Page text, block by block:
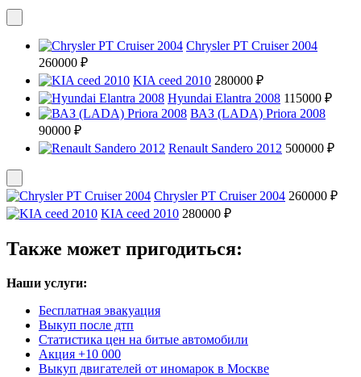
Chrysler PT Cruiser 2004
260000 ₽
KIA ceed 2010 280000 ₽
Hyundai Elantra 2008 115000 ₽
ВАЗ (LADA) Priora 2008
90000 ₽
Renault Sandero 2012 500000 ₽
Chrysler PT Cruiser 2004 260000 ₽
KIA ceed 2010 280000 ₽
Также может пригодиться:
Наши услуги:
Бесплатная эвакуация
Выкуп после дтп
Статистика цен на битые автомобили
Акция +10 000
Выкуп двигателей от иномарок в Москве